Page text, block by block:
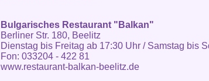
Bulgarisches Restaurant "Balkan"
Berliner Str. 180, Beelitz
Dienstag bis Freitag ab 17:30 Uhr / Samstag bis
Fon: 033204 - 422 81
www.restaurant-balkan-beelitz.de